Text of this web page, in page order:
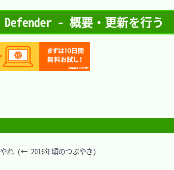
Defender - 概要・更新を行う
れ (← 2016年頃のつぶやき)